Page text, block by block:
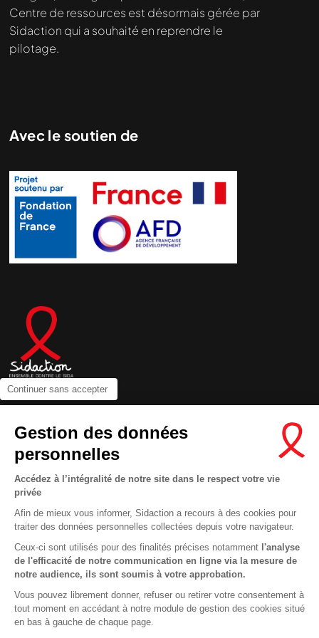
Continuer sans accepter
Gestion des données
personnelles
Accédez à l’intégralité de notre site dans le respect votre vie
privée
Afin de mieux vous informer, Sidaction a recours à des cookies pour
traiter des données personnelles collectées depuis votre navigateur.
Ceux-ci sont utilisés pour des finalités précises notamment l'analyse
de l'efficacité de notre communication en ligne via la mesure de
notre audience, ils sont soumis à votre approbation.
Vous pouvez librement donner, refuser ou retirer votre consentement à
tout moment en accédant à notre module de gestion des cookies situé
en bas à gauche de chaque page.
Centre de ressources est désormais gérée par
Sidaction qui a souhaité en reprendre le
pilotage.
Avec le soutien de
Newsletter
Nous suivre sur les réseaux :
MENTIONS LÉGALES
CONDITIONS D’UTILISATION ET PROTECTION DES DONNÉES
COOKIES
This site uses cookies and gives you control over what you want to
En savoir plus